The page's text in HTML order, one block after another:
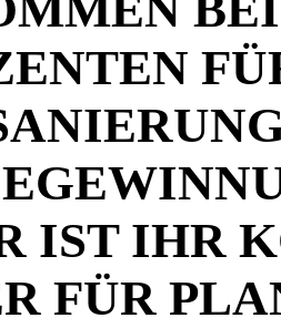
IST IHR
FÜR